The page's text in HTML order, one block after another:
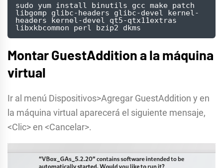
sudo yum install binutils gcc make patch
libgomp glibc-headers glibc-devel kernel-
headers kernel-devel qt5-qtx11extras
libxkbcommon perl bzip2 dkms
Montar GuestAddition a la máquina
virtual
Ir al menú Dispositivos>Agregar GuestAddition y en
la máquina virtual aparecerá el siguiente mensaje,
<Clic> en <Cancelar>.